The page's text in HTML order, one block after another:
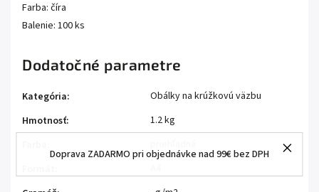
Doprava ZADARMO pri objednávke nad 99€ bez DPH
Farba: číra
Balenie: 100 ks
Dodatočné parametre
Kategória:
Obálky na krúžkovú väzbu
Hmotnosť:
1.2 kg